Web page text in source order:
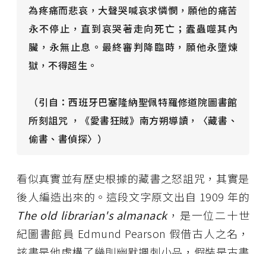
為疼痛而悲哀，大聲哭喊哀求憐憫，願他的痛苦
永不停止，直到哀哭著走向死亡；蠹蟲噬其內
臟，永無止息。最終審判降臨時，願他永墮煉
獄，不得超生。
（引自：西班牙巴塞隆納聖佩特羅修道院圖書館
所刻詛咒 ，《愛書狂賊》南方朔導讀，〈藏書、
偷書、書偵探〉）
看似真實並有歷史根據的藏書之怒詛咒，其實是
後人編造出來的。 這段文字原文出自 1909 年的
The old librarian's almanack，是一位二十世
紀圖書館員 Edmund Pearson 假借古人之名，